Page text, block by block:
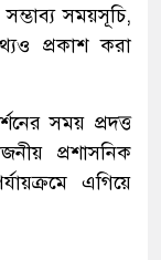
সময়সূচি,
প্রকাশ করা
সময় প্রদত্ত
প্রশাসনিক
এগিয়ে